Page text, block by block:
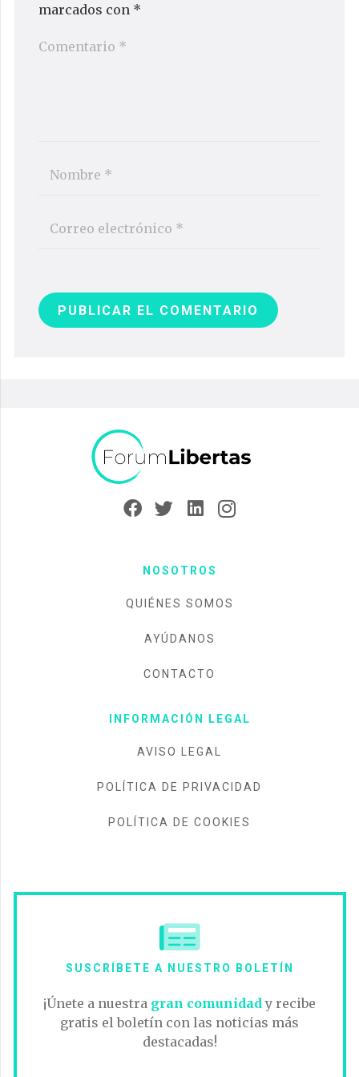
marcados con *
PUBLICAR EL COMENTARIO
NOSOTROS
QUIÉNES SOMOS
AYÚDANOS
CONTACTO
INFORMACIÓN LEGAL
AVISO LEGAL
POLÍTICA DE PRIVACIDAD
POLÍTICA DE COOKIES
SUSCRÍBETE A NUESTRO BOLETÍN
¡Únete a nuestra gran comunidad y recibe
gratis el boletín con las noticias más
destacadas!